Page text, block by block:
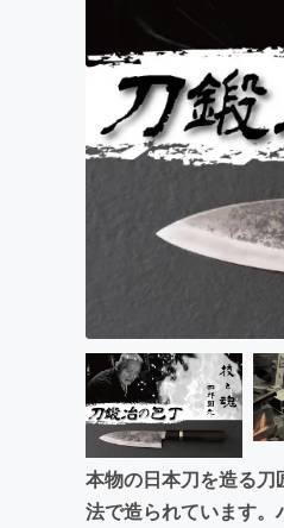
まち
本物の日本刀を造る
法で造られています